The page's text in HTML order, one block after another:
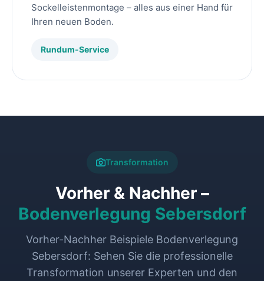
Sockelleistenmontage – alles aus einer Hand für
Ihren neuen Boden.
Rundum-Service
Transformation
Vorher & Nachher –
Bodenverlegung Sebersdorf
Vorher-Nachher Beispiele Bodenverlegung
Sebersdorf: Sehen Sie die professionelle
Transformation unserer Experten und den